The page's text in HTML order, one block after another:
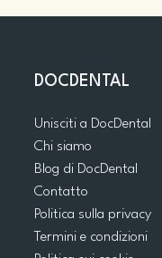
DOCDENTAL
Unisciti a DocDental
Chi siamo
Blog di DocDental
Contatto
Politica sulla privacy
Termini e condizioni